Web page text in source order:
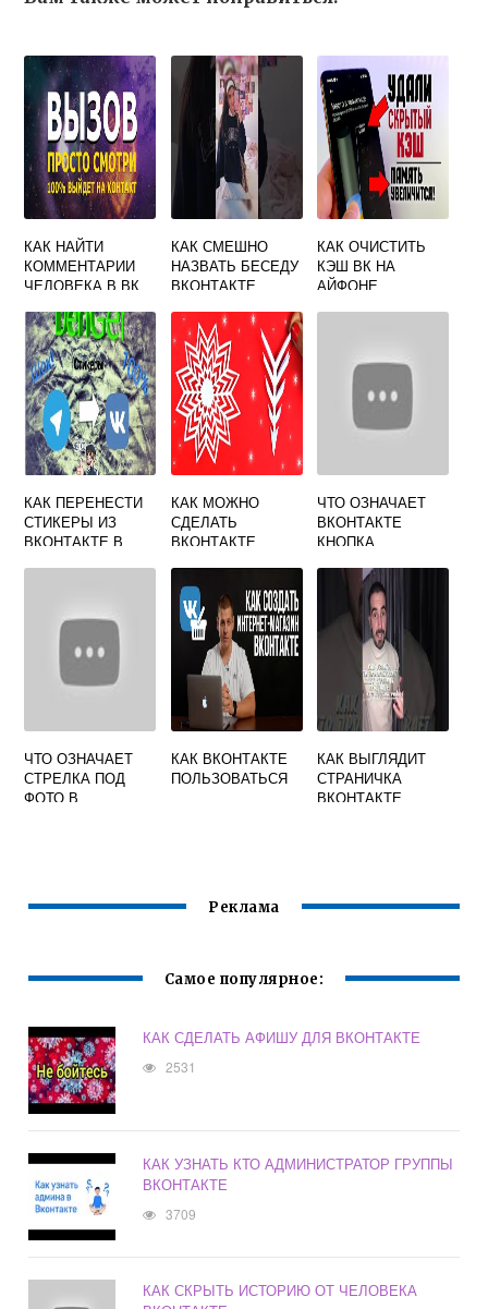
КАК НАЙТИ
КОММЕНТАРИИ
ЧЕЛОВЕКА В ВК
ИНСТРУКЦИЯ
КАК СМЕШНО
НАЗВАТЬ БЕСЕДУ
ВКОНТАКТЕ
КАК ОЧИСТИТЬ
КЭШ ВК НА
АЙФОНЕ
КАК ПЕРЕНЕСТИ
СТИКЕРЫ ИЗ
ВКОНТАКТЕ В
КАК МОЖНО
СДЕЛАТЬ
ВКОНТАКТЕ
ЧТО ОЗНАЧАЕТ
ВКОНТАКТЕ
КНОПКА
ЧТО ОЗНАЧАЕТ
СТРЕЛКА ПОД
ФОТО В
КАК ВКОНТАКТЕ
ПОЛЬЗОВАТЬСЯ
КАК ВЫГЛЯДИТ
СТРАНИЧКА
ВКОНТАКТЕ
Реклама
Самое популярное:
КАК СДЕЛАТЬ АФИШУ ДЛЯ ВКОНТАКТЕ
2531
КАК УЗНАТЬ КТО АДМИНИСТРАТОР ГРУППЫ
ВКОНТАКТЕ
3709
КАК СКРЫТЬ ИСТОРИЮ ОТ ЧЕЛОВЕКА